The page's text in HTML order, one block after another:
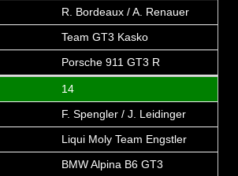
R. Bordeaux / A. Renauer
Team GT3 Kasko
Porsche 911 GT3 R
14
F. Spengler / J. Leidinger
Liqui Moly Team Engstler
BMW Alpina B6 GT3